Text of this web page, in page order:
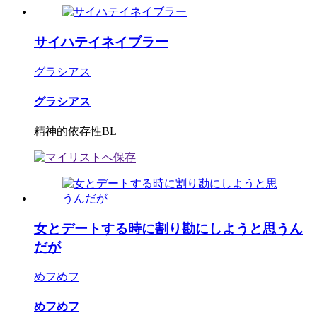
サイハテイネイブラー
グラシアス
グラシアス
精神的依存性BL
女とデートする時に割り勘にしようと思うん
だが
めフめフ
めフめフ